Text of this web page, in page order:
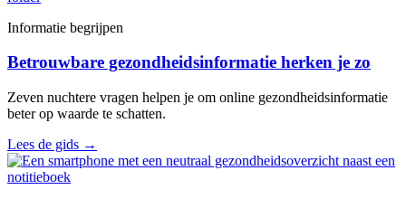
Informatie begrijpen
Betrouwbare gezondheidsinformatie herken je zo
Zeven nuchtere vragen helpen je om online gezondheidsinformatie
beter op waarde te schatten.
Lees de gids →